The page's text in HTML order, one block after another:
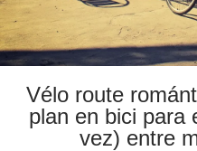
Vélo route
plan en bici para
vez) entre